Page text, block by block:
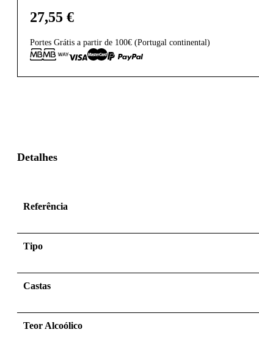
27,55 €
Portes Grátis a partir de 100€ (Portugal continental)
Detalhes
Referência
Tipo
Castas
Teor Alcoólico